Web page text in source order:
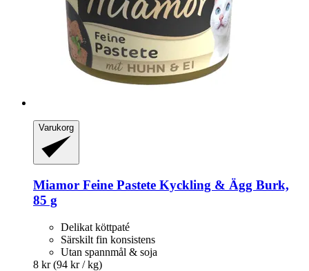
Varukorg
Miamor Feine Pastete Kyckling & Ägg Burk,
85 g
Delikat köttpaté
Särskilt fin konsistens
Utan spannmål & soja
8 kr (94 kr / kg)